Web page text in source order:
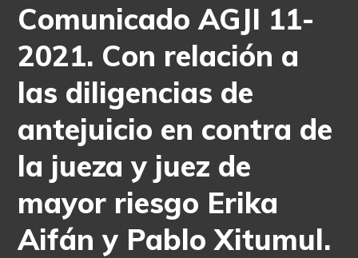
Comunicado AGJI 11-
2021. Con relación a
las diligencias de
antejuicio en contra de
la jueza y juez de
mayor riesgo Erika
Aifán y Pablo Xitumul.